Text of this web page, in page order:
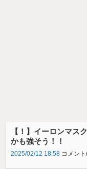
【！】イーロンマス
かも強そう！！
2025/02/12 18:58 コメン